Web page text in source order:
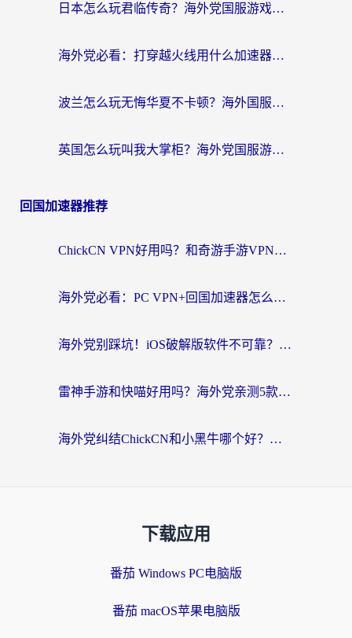
日本怎么玩君临传奇？海外党国服游戏加速避坑指南（附菲律宾欧洲玩家实测）
海外党必看：打穿越火线用什么加速器？解决延迟卡顿，还能玩奇妙拼图世界和第五人格
波兰怎么玩无悔华夏不卡顿？海外国服游戏加速器终极指南（附征途2萤火突击解决方案）
英国怎么玩叫我大掌柜？海外党国服游戏加速避坑指南（附实测推荐）
回国加速器推荐
ChickCN VPN好用吗？和奇游手游VPN对比哪个回国效果更好？海外党亲测实用指南
海外党必看：PC VPN+回国加速器怎么选？无缝访问国内资源全攻略
海外党别踩坑！iOS破解版软件不可靠？教你选对回国加速器无缝看国内资源
雷神手游和快喵好用吗？海外党亲测5款回国加速器，附斧牛Bling对比+微信视频号解决办法
海外党纠结ChickCN和小黑牛哪个好？一篇帮你选对回国加速器的实用指南
下载应用
番茄 Windows PC电脑版
番茄 macOS苹果电脑版